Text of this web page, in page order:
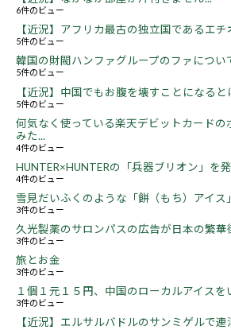
6件のビュー
【近況】アフリカ最古の独立国であるエチ
5件のビュー
韓国の財閥ハンファグループのファについ
5件のビュー
【近況】中国でもお腹を壊すことになると
5件のビュー
何気なく使っている楽天デビットカードの
みた...
4件のビュー
HUNTER×HUNTERの「兵器ブリオン」を
4件のビュー
雪見だいふくのような「餅（もち）アイス
3件のビュー
久光製薬のサロンパスの広告が日本の繁華
3件のビュー
旅とお金
3件のビュー
１個１元１５円、中国のローカルアイスを
3件のビュー
【近況】エルサルバドルのサンミゲルで連